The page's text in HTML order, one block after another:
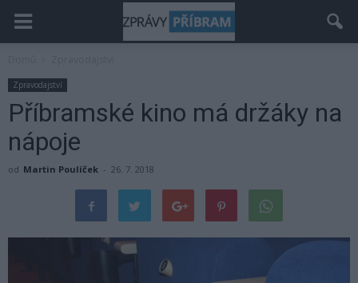
Zpravodajství
Příbramské kino má držáky na
nápoje
od Martin Poulíček - 26. 7. 2018